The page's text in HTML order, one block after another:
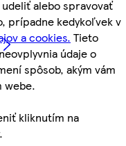
alebo spravovať
prípadne kedykoľvek v
a cookies. Tieto
údaje o
spôsob, akým vám
webe.
kliknutím na